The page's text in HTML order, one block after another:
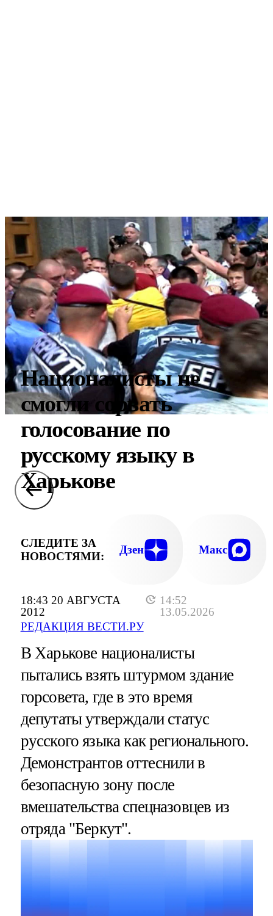
18:43 20 АВГУСТА
2012
14:52
13.05.2026
РЕДАКЦИЯ ВЕСТИ.РУ
Националисты не
смогли сорвать
голосование по
русскому языку в
Харькове
СЛЕДИТЕ ЗА
НОВОСТЯМИ:
Дзен Макс
В Харькове националисты
пытались взять штурмом здание
горсовета, где в это время
депутаты утверждали статус
русского языка как регионального.
Демонстрантов оттеснили в
безопасную зону после
вмешательства спецназовцев из
отряда "Беркут".